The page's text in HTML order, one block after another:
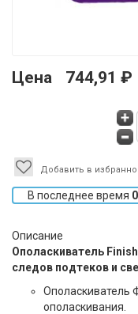
Цена 744,91 ₽
Добавить в
В последнее время 0
Описание
Ополаскиватель
следов подтеков и
Ополаскиватель
ополаскивания.